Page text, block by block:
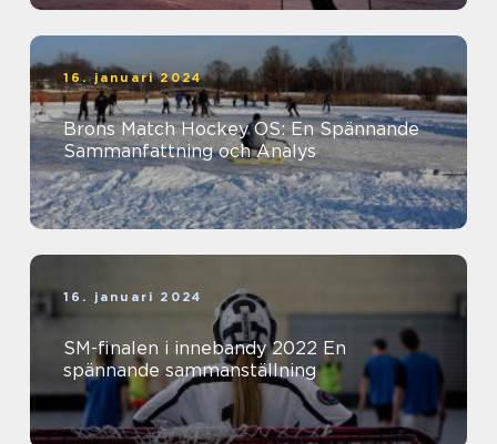
16. januari 2024
Brons Match Hockey OS: En Spännande
Sammanfattning och Analys
16. januari 2024
SM-finalen i innebandy 2022 En
spännande sammanställning